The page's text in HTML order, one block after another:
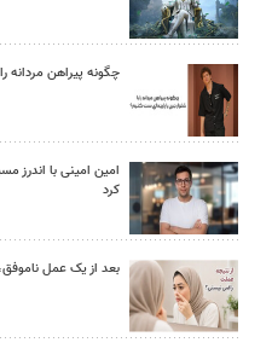
چگونه پیراهن مردانه
امین امینی با اندرز
کرد
بعد از یک عمل